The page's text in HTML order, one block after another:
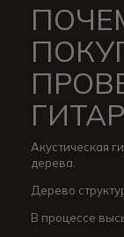
Акустическая
дерева.
Дерево
В процессе